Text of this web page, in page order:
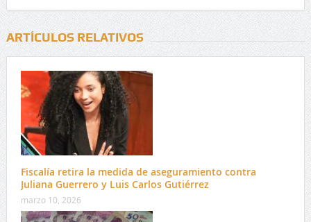
ARTÍCULOS RELATIVOS
Fiscalía retira la medida de aseguramiento contra
Juliana Guerrero y Luis Carlos Gutiérrez
marzo 10, 2026